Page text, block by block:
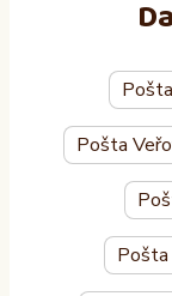
Pošta
Pošta